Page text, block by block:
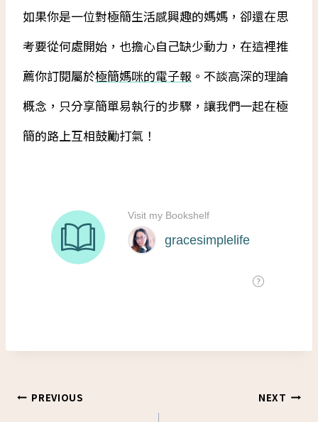
如果你是一位對極簡生活感興趣的媽媽，卻還在思
考要從何處開始，也擔心自己缺少動力，在這裡推
薦你訂閱屬於極簡媽咪的電子報 。不談高深的理論
概念，只分享簡單易執行的步驟，讓我們一起在極
簡的路上互相鼓勵打氣！
PostPREVIOUS NEXT